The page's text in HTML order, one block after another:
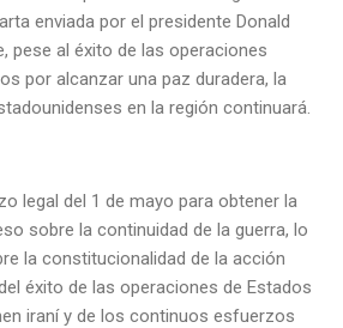
enviada por el presidente Donald
pese al éxito de las operaciones
por alcanzar una paz duradera, la
en la región continuará.
legal del 1 de mayo para obtener la
sobre la continuidad de la guerra, lo
la constitucionalidad de la acción
éxito de las operaciones de Estados
iraní y de los continuos esfuerzos